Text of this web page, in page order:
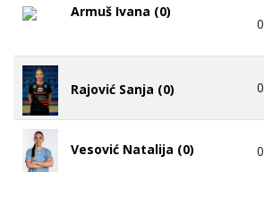
Armuš Ivana (0)
0
Rajović Sanja (0) 0
Vesović Natalija (0) 0